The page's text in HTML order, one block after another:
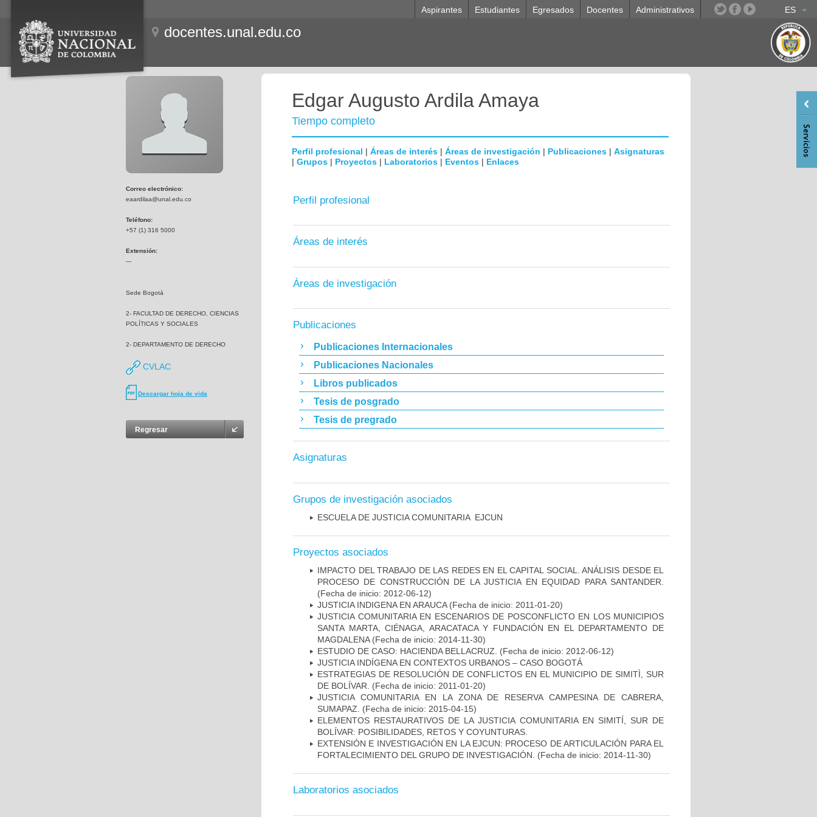
ES
Aspirantes Estudiantes Egresados Docentes Administrativos
docentes.unal.edu.co
Correo electrónico:
eaardilaa@unal.edu.co
Teléfono:
+57 (1) 316 5000
Extensión:
---
Sede Bogotá
2- FACULTAD DE DERECHO, CIENCIAS
POLÍTICAS Y SOCIALES
2- DEPARTAMENTO DE DERECHO
CVLAC
Descargar hoja de vida
Regresar
Edgar Augusto Ardila Amaya
Tiempo completo
Perfil profesional | Áreas de interés | Áreas de investigación | Publicaciones | Asignaturas
| Grupos | Proyectos | Laboratorios | Eventos | Enlaces
Perfil profesional
Áreas de interés
Áreas de investigación
Publicaciones
Publicaciones Internacionales
Publicaciones Nacionales
Libros publicados
Tesis de posgrado
Tesis de pregrado
Asignaturas
Grupos de investigación asociados
ESCUELA DE JUSTICIA COMUNITARIA ­ EJCUN
Proyectos asociados
IMPACTO DEL TRABAJO DE LAS REDES EN EL CAPITAL SOCIAL. ANÁLISIS DESDE EL
PROCESO DE CONSTRUCCIÓN DE LA JUSTICIA EN EQUIDAD PARA SANTANDER.
(Fecha de inicio: 2012-06-12)
JUSTICIA INDIGENA EN ARAUCA(Fecha de inicio: 2011-01-20)
JUSTICIA COMUNITARIA EN ESCENARIOS DE POSCONFLICTO EN LOS MUNICIPIOS
SANTA MARTA, CIÉNAGA, ARACATACA Y FUNDACIÓN EN EL DEPARTAMENTO DE
MAGDALENA(Fecha de inicio: 2014-11-30)
ESTUDIO DE CASO: HACIENDA BELLACRUZ.
(Fecha de inicio: 2012-06-12)
JUSTICIA INDÍGENA EN CONTEXTOS URBANOS – CASO BOGOTÁ
ESTRATEGIAS DE RESOLUCIÓN DE CONFLICTOS EN EL MUNICIPIO DE SIMITÌ, SUR
DE BOLÍVAR.
(Fecha de inicio: 2011-01-20)
JUSTICIA COMUNITARIA EN LA ZONA DE RESERVA CAMPESINA DE CABRERA,
SUMAPAZ. (Fecha de inicio: 2015-04-15)
ELEMENTOS RESTAURATIVOS DE LA JUSTICIA COMUNITARIA EN SIMITÍ, SUR DE
BOLÍVAR: POSIBILIDADES, RETOS Y COYUNTURAS.
EXTENSIÓN E INVESTIGACIÓN EN LA EJCUN: PROCESO DE ARTICULACIÓN PARA EL
FORTALECIMIENTO DEL GRUPO DE INVESTIGACIÓN. (Fecha de inicio: 2014-11-30)
Laboratorios asociados